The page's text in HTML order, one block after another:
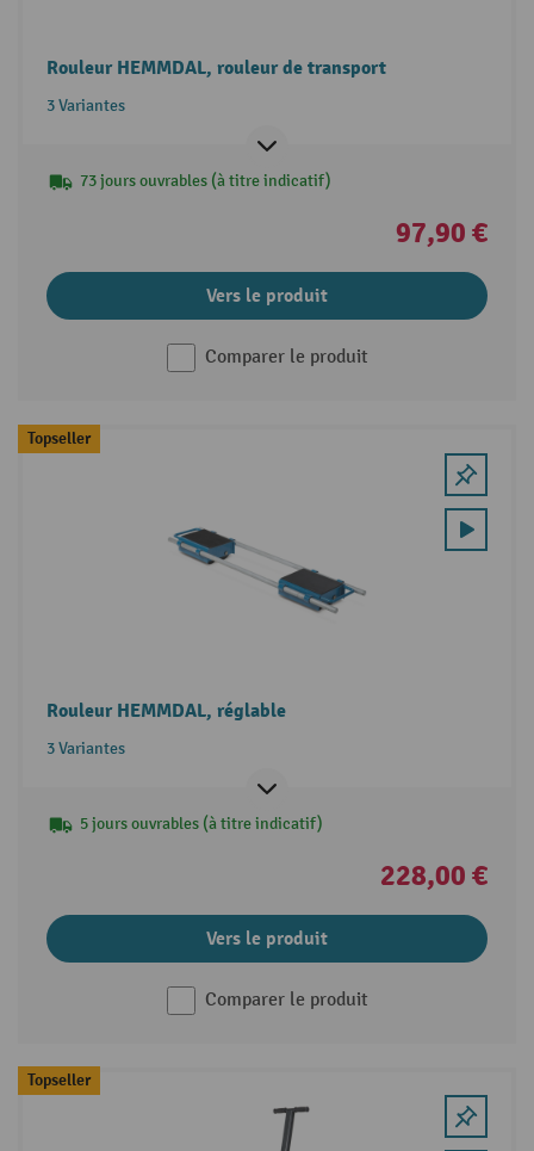
Rouleur HEMMDAL, rouleur de transport
3 Variantes
73 jours ouvrables (à titre indicatif)
97,90 €
Vers le produit
Comparer le produit
Topseller
Rouleur HEMMDAL, réglable
3 Variantes
5 jours ouvrables (à titre indicatif)
228,00 €
Vers le produit
Comparer le produit
Topseller